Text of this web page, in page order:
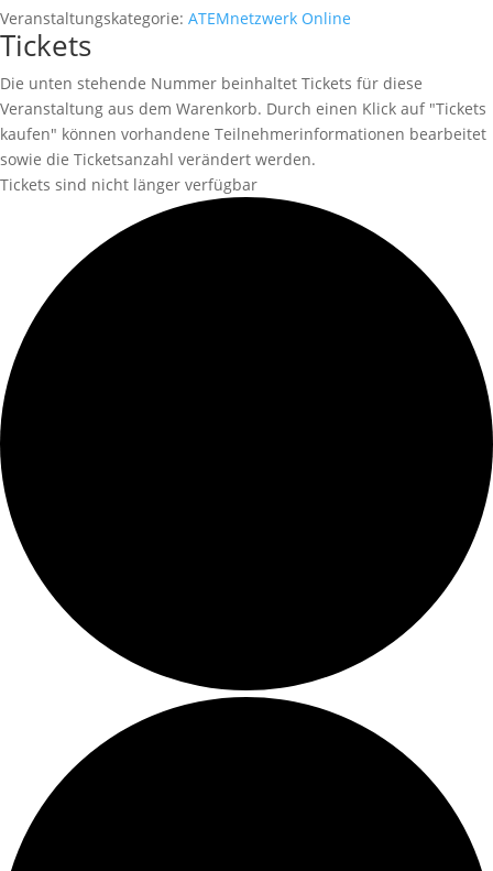
Veranstaltungskategorie: ATEMnetzwerk Online
Tickets
Die unten stehende Nummer beinhaltet Tickets für diese
Veranstaltung aus dem Warenkorb. Durch einen Klick auf "Tickets
kaufen" können vorhandene Teilnehmerinformationen bearbeitet
sowie die Ticketsanzahl verändert werden.
Tickets sind nicht länger verfügbar